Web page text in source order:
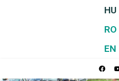
HU
RO
EN